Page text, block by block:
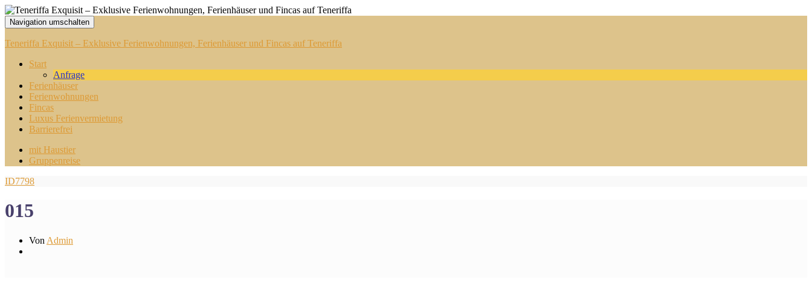
Navigation umschalten
Teneriffa Exquisit – Exklusive Ferienwohnungen, Ferienhäuser und Fincas auf Teneriffa
Start
Anfrage
Ferienhäuser
Ferienwohnungen
Fincas
Luxus Ferienvermietung
Barrierefrei
mit Haustier
Gruppenreise
ID7798
015
Von Admin